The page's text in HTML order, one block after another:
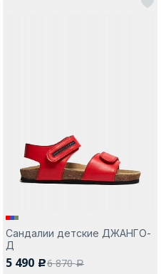
Сандалии детские ДЖАНГО-
Д
5 490 c6 870a